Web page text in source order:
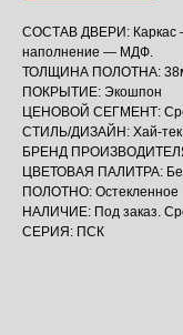
СОСТАВ ДВЕРИ: Каркас
наполнение — МДФ.
ТОЛЩИНА ПОЛОТНА:
ПОКРЫТИЕ: Экошпон
ЦЕНОВОЙ СЕГМЕНТ:
СТИЛЬ/ДИЗАЙН: Хай-тек
БРЕНД
ЦВЕТОВАЯ ПАЛИТРА:
ПОЛОТНО: Остекленное
НАЛИЧИЕ: Под заказ.
СЕРИЯ: ПСК